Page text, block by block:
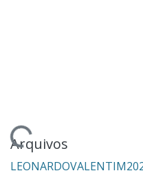
Arquivos